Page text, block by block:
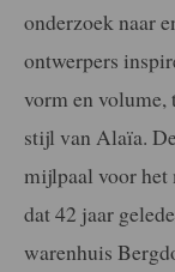
onderzoek naar
ontwerpers
vorm en
stijl van Alaïa.
mijlpaal voor het
dat 42 jaar
warenhuis